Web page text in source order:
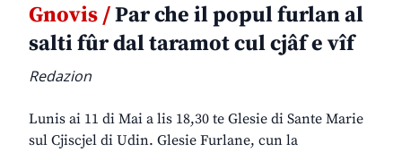
Gnovis /Par che il popul furlan al
salti fûr dal taramot cul cjâf e vîf
Redazion
Lunis ai 11 di Mai a lis 18,30 te Glesie di Sante Marie
sul Cjiscjel di Udin. Glesie Furlane, cun la